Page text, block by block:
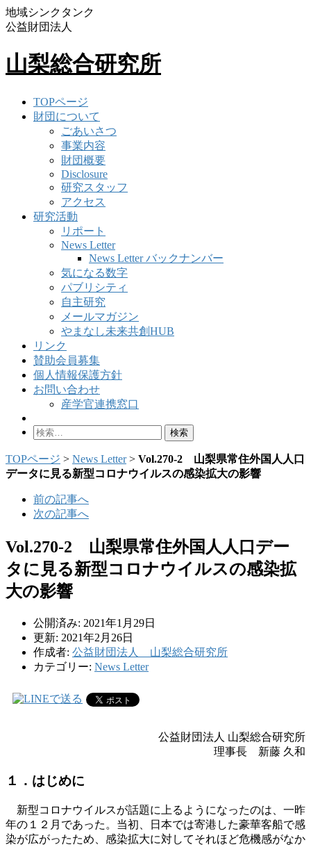
地域シンクタンク
公益財団法人
山梨総合研究所
TOPページ
財団について
ごあいさつ
事業内容
財団概要
Disclosure
研究スタッフ
アクセス
研究活動
リポート
News Letter
News Letter バックナンバー
気になる数字
パブリシティ
自主研究
メールマガジン
やまなし未来共創HUB
リンク
賛助会員募集
個人情報保護方針
お問い合わせ
産学官連携窓口
検
TOPページ > News Letter> Vol.270-2 山梨県常住外国人人口
データに見る新型コロナウイルスの感染拡大の影響
前の記事へ
次の記事へ
Vol.270-2 山梨県常住外国人人口デー
タに見る新型コロナウイルスの感染拡
大の影響
公開済み: 2021年1月29日
更新: 2021年2月26日
作成者: 公益財団法人 山梨総合研究所
カテゴリー: News Letter
公益財団法人 山梨総合研究所
理事長 新藤 久和
１．はじめに
新型コロナウイルスが話題に上るようになったのは、一昨
年の１２月であった。当初、日本では寄港した豪華客船で感
染が広がったため、感染拡大に対してそれほど危機感がなか